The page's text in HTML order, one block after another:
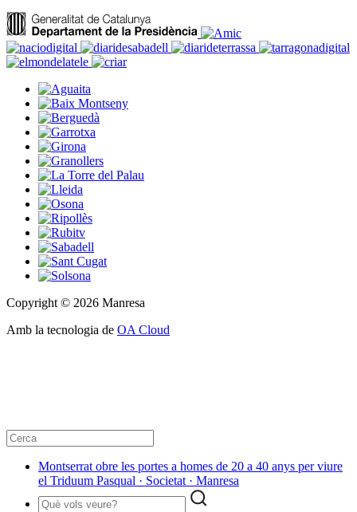
Copyright © 2026 Manresa
Amb la tecnologia de OA Cloud
Montserrat obre les portes a homes de 20 a 40 anys per viure
el Triduum Pasqual · Societat · Manresa